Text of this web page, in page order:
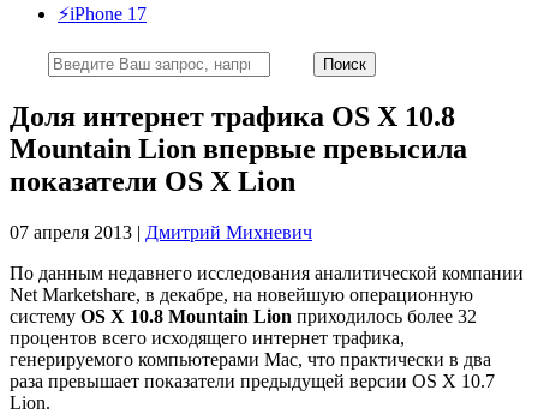
⚡️iPhone 17
Доля интернет трафика OS X 10.8
Mountain Lion впервые превысила
показатели ОS X Lion
07 апреля 2013 | Дмитрий Михневич
По данным недавнего исследования аналитической компании
Net Marketshare, в декабре, на новейшую операционную
систему OS X 10.8 Mountain Lion приходилось более 32
процентов всего исходящего интернет трафика,
генерируемого компьютерами Mac, что практически в два
раза превышает показатели предыдущей версии OS X 10.7
Lion.